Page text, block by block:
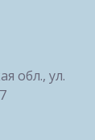
обл., ул.